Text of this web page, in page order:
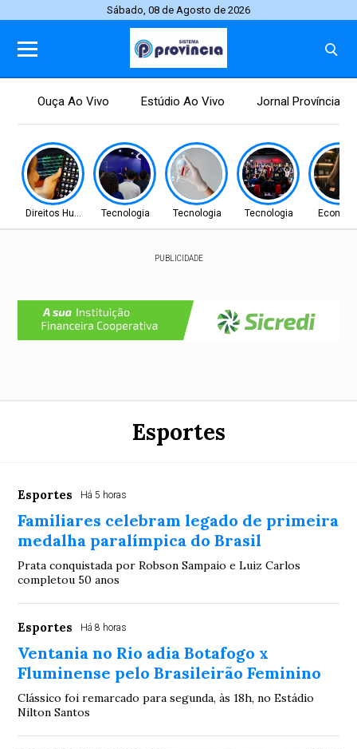
Sábado, 08 de Agosto de 2026
Ouça Ao Vivo Estúdio Ao Vivo Jornal Província
Direitos HumanosTecnologia Tecnologia Tecnologia
PUBLICIDADE
Esportes
Esportes Há 5 horas
Familiares celebram legado de primeira
medalha paralímpica do Brasil
Prata conquistada por Robson Sampaio e Luiz Carlos
completou 50 anos
Esportes Há 8 horas
Ventania no Rio adia Botafogo x
Fluminense pelo Brasileirão Feminino
Clássico foi remarcado para segunda, às 18h, no Estádio
Nilton Santos